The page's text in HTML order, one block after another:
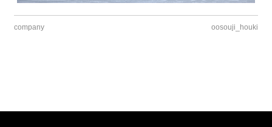
company oosouji_houki